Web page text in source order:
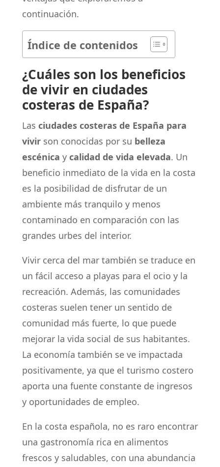
continuación.
Índice de contenidos
¿Cuáles son los beneficios
de vivir en ciudades
costeras de España?
Las ciudades costeras de España para
vivirson conocidas por su belleza
escénica y calidad de vida elevada. Un
beneficio inmediato de la vida en la costa
es la posibilidad de disfrutar de un
ambiente más tranquilo y menos
contaminado en comparación con las
grandes urbes del interior.
Vivir cerca del mar también se traduce en
un fácil acceso a playas para el ocio y la
recreación. Además, las comunidades
costeras suelen tener un sentido de
comunidad más fuerte, lo que puede
mejorar la vida social de sus habitantes.
La economía también se ve impactada
positivamente, ya que el turismo costero
aporta una fuente constante de ingresos
y oportunidades de empleo.
En la costa española, no es raro encontrar
una gastronomía rica en alimentos
frescos y saludables, con una abundancia